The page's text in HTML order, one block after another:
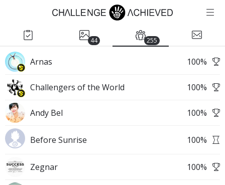
44 255
Arnas 100%
Challengers of the World 100%
Andy Bel 100%
Before Sunrise 100%
Zegnar 100%